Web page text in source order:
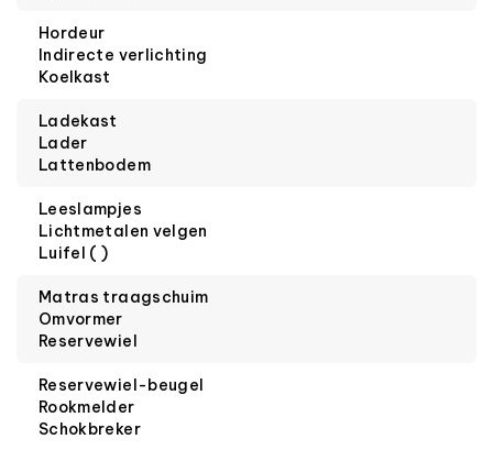
Hordeur
Indirecte verlichting
Koelkast
Ladekast
Lader
Lattenbodem
Leeslampjes
Lichtmetalen velgen
Luifel ( )
Matras traagschuim
Omvormer
Reservewiel
Reservewiel-beugel
Rookmelder
Schokbreker